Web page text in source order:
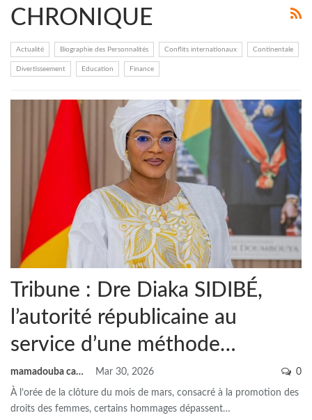
CHRONIQUE
Actualité Biographie des Personnalités Conflits internationaux Continentale
Divertisseement Education Finance
Tribune : Dre Diaka SIDIBÉ,
l’autorité républicaine au
service d’une méthode…
mamadouba camara Mar 30, 2026 0
À l’orée de la clôture du mois de mars, consacré à la promotion des
droits des femmes, certains hommages dépassent…